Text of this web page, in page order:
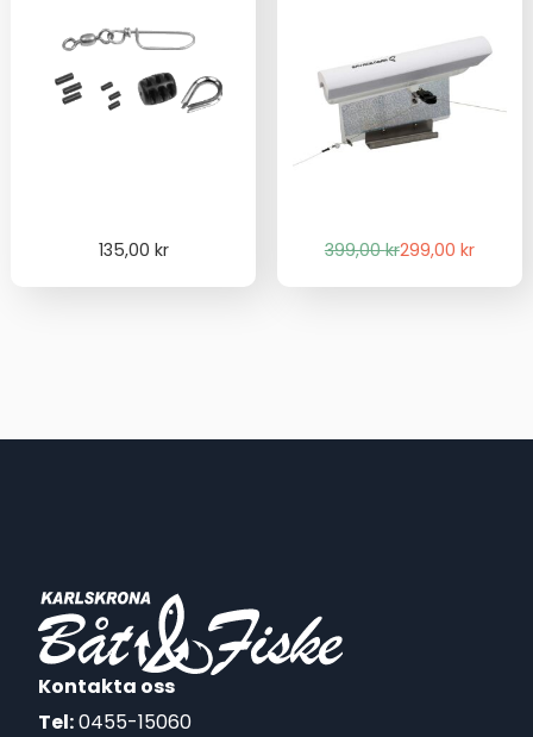
135,00 kr 399,00krDet
299,00 kr
Det
Kontakta oss
Tel:0455-15060